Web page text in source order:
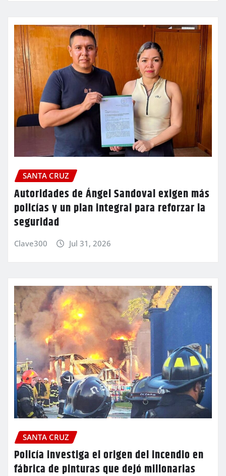
SANTA CRUZ
Autoridades de Ángel Sandoval exigen más
policías y un plan integral para reforzar la
seguridad
Clave300 Jul 31, 2026
SANTA CRUZ
Policía investiga el origen del incendio en
fábrica de pinturas que dejó millonarias